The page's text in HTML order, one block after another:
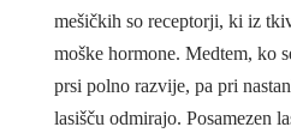
mešičkih so receptorji, ki iz
moške hormone. Medtem, ko
prsi polno razvije, pa pri
lasišču odmirajo. Posamezen